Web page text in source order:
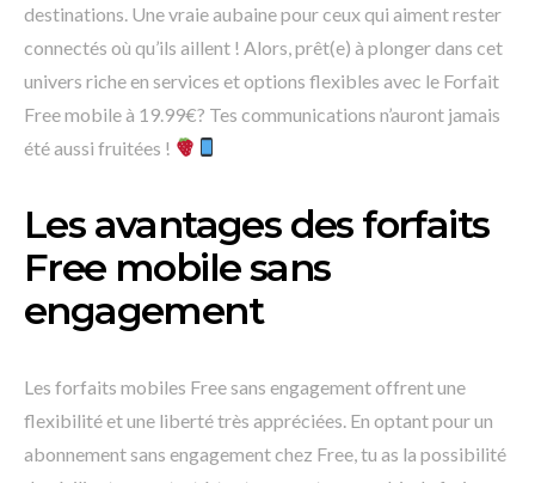
destinations. Une vraie aubaine pour ceux qui aiment rester
connectés où qu’ils aillent ! Alors, prêt(e) à plonger dans cet
univers riche en services et options flexibles avec le Forfait
Free mobile à 19.99€? Tes communications n’auront jamais
été aussi fruitées !
Les avantages des forfaits
Free mobile sans
engagement
Les forfaits mobiles Free sans engagement offrent une
flexibilité et une liberté très appréciées. En optant pour un
abonnement sans engagement chez Free, tu as la possibilité